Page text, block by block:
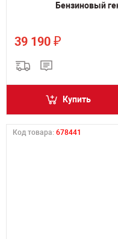
Бензиновый
39 190 ₽
Купить
Код товара: 678441